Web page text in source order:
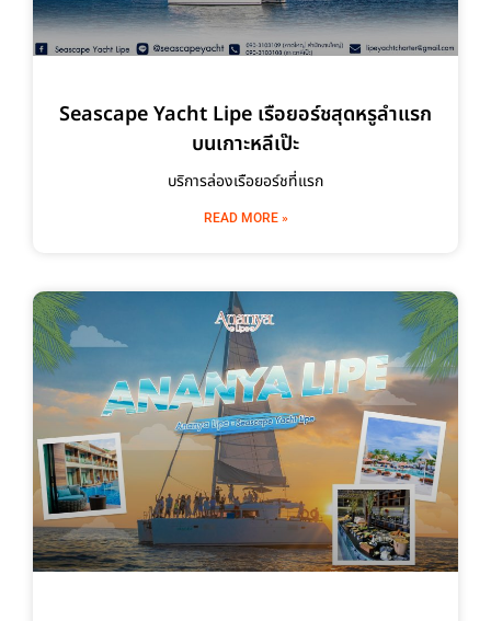
Seascape Yacht Lipe เรือยอร์ชสุดหรูลำแรก
บนเกาะหลีเป๊ะ
บริการล่องเรือยอร์ชที่แรก
READ MORE »